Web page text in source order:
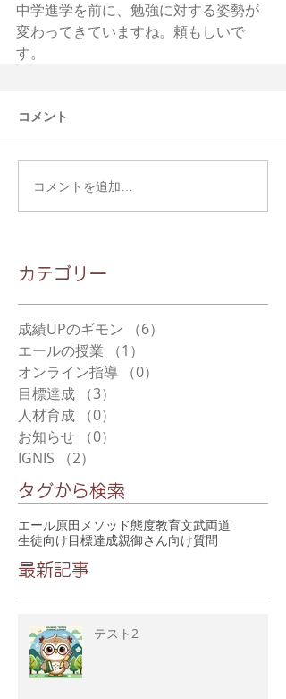
中学進学を前に、勉強に対する姿勢が
変わってきていますね。頼もしいで
す。
コメント
コメントを追加…
​カテゴリー
成績UPのギモン （6）
エールの授業
（1）
オンライン指導
（0）
目標達成
（3）
人材育成
（0）
お知らせ
（0）
IGNIS
（2）
タグから検索
エール原田メソッド態度教育文武両道
生徒向け目標達成親御さん向け質問
最新記事
テスト2